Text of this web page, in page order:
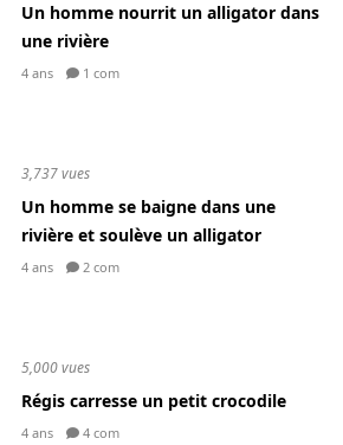
Un homme nourrit un alligator dans
une rivière
4 ans 1 com
3,737 vues
Un homme se baigne dans une
rivière et soulève un alligator
4 ans 2 com
5,000 vues
Régis carresse un petit crocodile
4 ans 4 com